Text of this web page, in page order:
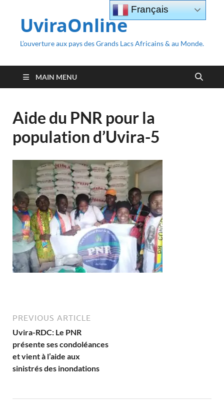
UviraOnline
L’ouverture aux pays des Grands Lacs Africains & au Monde.
MAIN MENU
Aide du PNR pour la
population d’Uvira-5
PREVIOUS ARTICLE
Uvira-RDC: Le PNR
présente ses condoléances
et vient à l’aide aux
sinistrés des inondations
Français